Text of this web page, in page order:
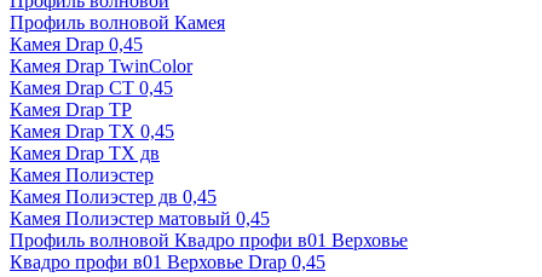
Профиль волновой Камея
Камея Drap 0,45
Камея Drap TwinColor
Камея Drap СТ 0,45
Камея Drap ТР
Камея Drap ТХ 0,45
Камея Drap ТХ дв
Камея Полиэстер
Камея Полиэстер дв 0,45
Камея Полиэстер матовый 0,45
Профиль волновой Квадро профи в01 Верховье
Квадро профи в01 Верховье Drap 0,45